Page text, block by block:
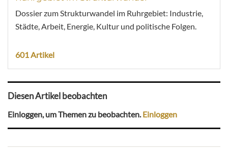
Dossier zum Strukturwandel im Ruhrgebiet: Industrie,
Städte, Arbeit, Energie, Kultur und politische Folgen.
601 Artikel
Diesen Artikel beobachten
Einloggen, um Themen zu beobachten.Einloggen